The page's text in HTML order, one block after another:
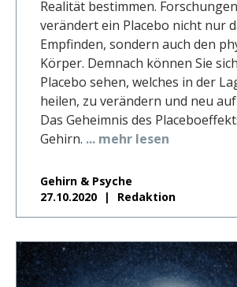
Realität bestimmen.
verändert ein Placebo nicht nur
Empfinden, sondern auch den
Körper. Demnach können Sie
Placebo sehen, welches in der
heilen, zu verändern und neu
Das Geheimnis des
Gehirn. ... mehr lesen
Gehirn & Psyche
27.10.2020
Redaktion